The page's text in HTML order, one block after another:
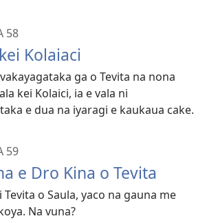
58
Kolaiaci
ga o Tevita na nona
kei Kolaici, ia e vala ni
e dua na iyaragi e kaukaua cake.
59
e Dro Kina o Tevita
o Saula, yaco na gauna me
Na vuna?